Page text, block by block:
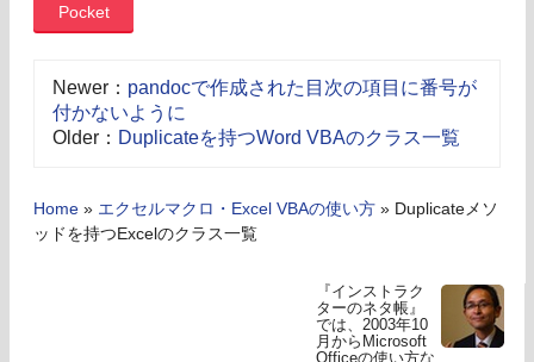
Pocket
Newer： pandocで作成された目次の項目に番号が
付かないように
Older： Duplicateを持つWord VBAのクラス一覧
Home » エクセルマクロ・Excel VBAの使い方 » Duplicateメソ
ッドを持つExcelのクラス一覧
『インストラク
ターのネタ帳』
では、2003年10
月からMicrosoft
Officeの使い方な